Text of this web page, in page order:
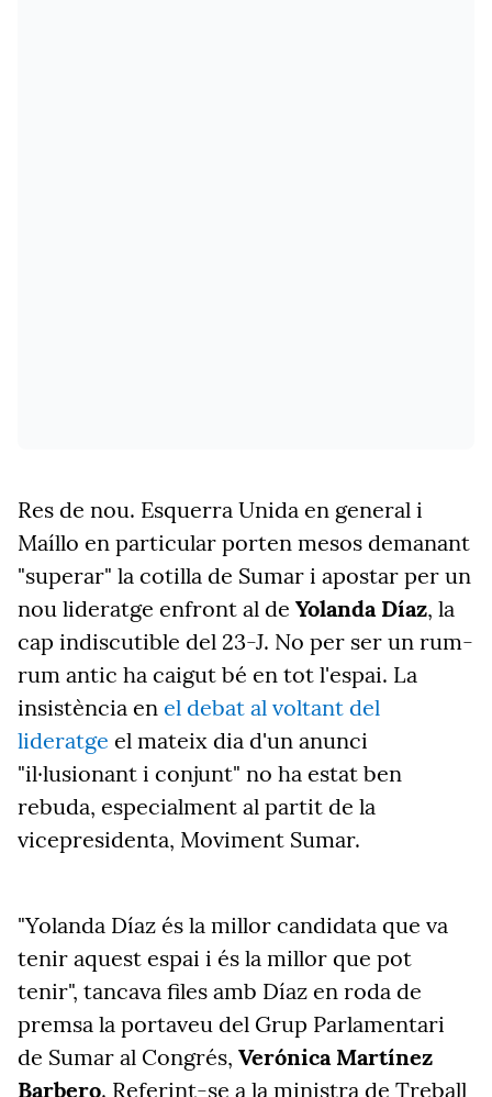
Res de nou. Esquerra Unida en general i
Maíllo en particular porten mesos demanant
"superar" la cotilla de Sumar i apostar per un
nou lideratge enfront al de Yolanda Díaz, la
cap indiscutible del 23-J. No per ser un rum-
rum antic ha caigut bé en tot l'espai. La
insistència en el debat al voltant del
lideratge el mateix dia d'un anunci
"il·lusionant i conjunt" no ha estat ben
rebuda, especialment al partit de la
vicepresidenta, Moviment Sumar.
"Yolanda Díaz és la millor candidata que va
tenir aquest espai i és la millor que pot
tenir", tancava files amb Díaz en roda de
premsa la portaveu del Grup Parlamentari
de Sumar al Congrés, Verónica Martínez
Barbero. Referint-se a la ministra de Treball